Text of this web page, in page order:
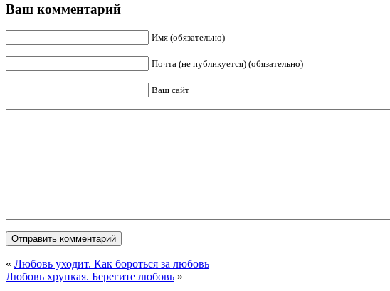
Ваш комментарий
Имя (обязательно)
Почта (не публикуется) (обязательно)
Ваш сайт
« Любовь уходит. Как бороться за любовь
Любовь хрупкая. Берегите любовь »